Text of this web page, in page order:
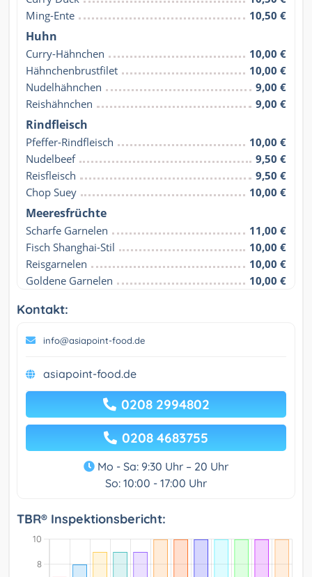
Ming-Ente
10,50 €
Huhn
Curry-Hähnchen
10,00 €
Hähnchenbrustfilet
10,00 €
Nudelhähnchen
9,00 €
Reishähnchen
9,00 €
Rindfleisch
Pfeffer-Rindfleisch
10,00 €
Nudelbeef
9,50 €
Reisfleisch
9,50 €
Chop Suey
10,00 €
Meeresfrüchte
Scharfe Garnelen
11,00 €
Fisch Shanghai-Stil
10,00 €
Reisgarnelen
10,00 €
Goldene Garnelen
10,00 €
Kontakt:
info@asiapoint-food.de
asiapoint-food.de
0208 2994802
0208 4683755
Mo - Sa: 9:30 Uhr – 20 Uhr
So: 10:00 - 17:00 Uhr
TBR® Inspektionsbericht: